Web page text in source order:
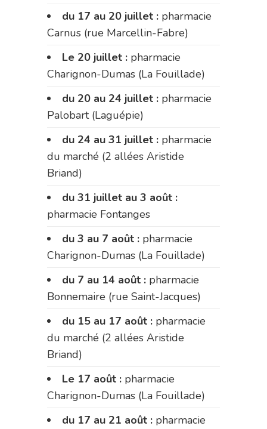
du 17 au 20 juillet : pharmacie
Carnus (rue Marcellin-Fabre)
Le 20 juillet : pharmacie
Charignon-Dumas (La Fouillade)
du 20 au 24 juillet : pharmacie
Palobart (Laguépie)
du 24 au 31 juillet : pharmacie
du marché (2 allées Aristide
Briand)
du 31 juillet au 3 août :
pharmacie Fontanges
du 3 au 7 août : pharmacie
Charignon-Dumas (La Fouillade)
du 7 au 14 août : pharmacie
Bonnemaire (rue Saint-Jacques)
du 15 au 17 août : pharmacie
du marché (2 allées Aristide
Briand)
Le 17 août : pharmacie
Charignon-Dumas (La Fouillade)
du 17 au 21 août : pharmacie